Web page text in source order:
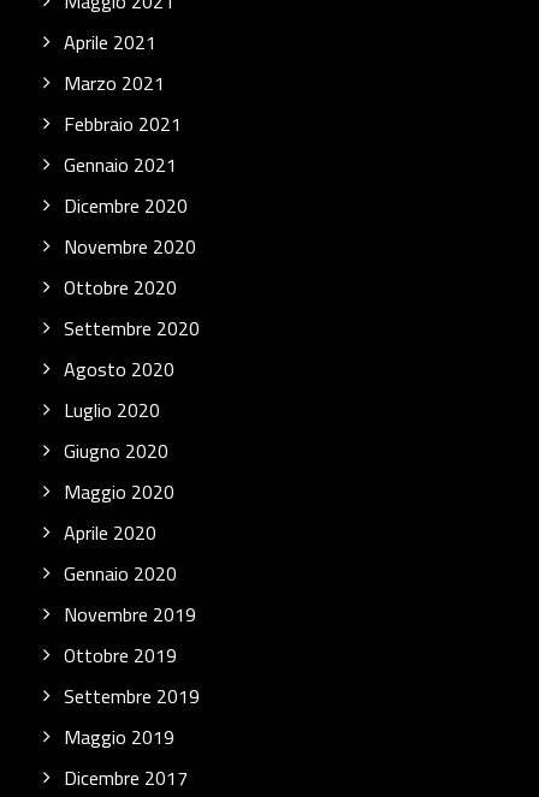
Aprile 2021
Marzo 2021
Febbraio 2021
Gennaio 2021
Dicembre 2020
Novembre 2020
Ottobre 2020
Settembre 2020
Agosto 2020
Luglio 2020
Giugno 2020
Maggio 2020
Aprile 2020
Gennaio 2020
Novembre 2019
Ottobre 2019
Settembre 2019
Maggio 2019
Dicembre 2017